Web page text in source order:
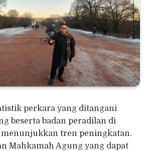
perkara yang ditangani
beserta badan peradilan di
menunjukkan tren peningkatan.
Mahkamah Agung yang dapat